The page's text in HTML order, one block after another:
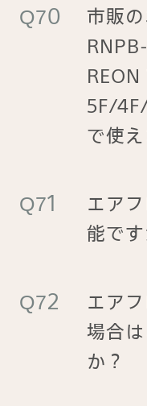
市販
5F/
で使
エア
能です
エア
場合
か？